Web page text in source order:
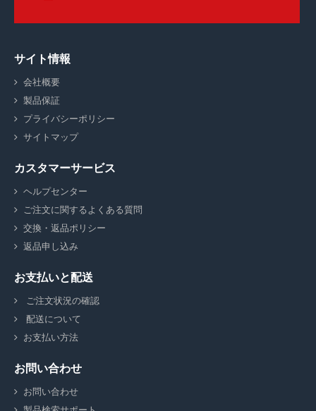
サイト情報
会社概要
製品保証
プライバシーポリシー
サイトマップ
カスタマーサービス
ヘルプセンター
ご注文に関するよくある質問
交換・返品ポリシー
返品申し込み
お支払いと配送
ご注文状況の確認
配送について
お支払い方法
お問い合わせ
お問い合わせ